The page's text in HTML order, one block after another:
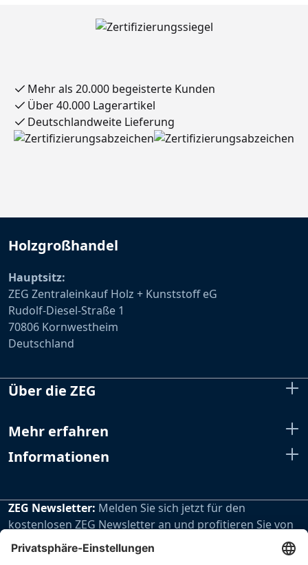
Mehr als 20.000 begeisterte Kunden
Über 40.000 Lagerartikel
Deutschlandweite Lieferung
Holzgroßhandel
Hauptsitz:
ZEG Zentraleinkauf Holz + Kunststoff eG
Rudolf-Diesel-Straße 1
70806 Kornwestheim
Deutschland
Über die ZEG
Mehr erfahren
Informationen
ZEG Newsletter: Melden Sie sich jetzt für den
kostenlosen ZEG Newsletter an und profitieren Sie von
den extra Vorteilen unseres regelmäßig erscheinenden
Newsletters.